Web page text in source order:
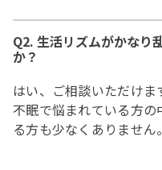
Q2. 生活リズムがかなり
か？
はい、ご相談いただけま
不眠で悩まれている方
る方も少なくありません。